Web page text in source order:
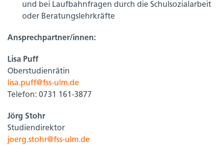
und bei Laufbahnfragen durch die Schulsozialarbeit
oder Beratungslehrkräfte
Ansprechpartner/innen:
Lisa Puff
Oberstudienrätin
lisa.puff@fss-ulm.de
Telefon: 0731 161-3877
Jörg Stohr
Studiendirektor
joerg.stohr@fss-ulm.de